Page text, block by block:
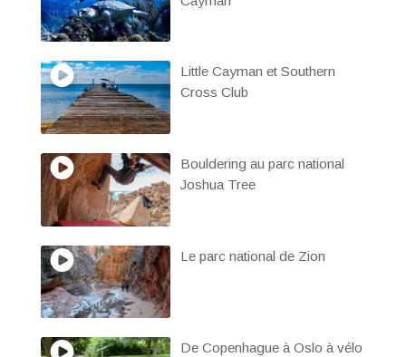
Little Cayman et Southern
Cross Club
Bouldering au parc national
Joshua Tree
Le parc national de Zion
De Copenhague à Oslo à vélo